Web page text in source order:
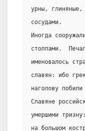
урны,
сосудами.
Иногда
столпами.
именовалось
славян: ибо
наголову
Славяне
умершими
на большом